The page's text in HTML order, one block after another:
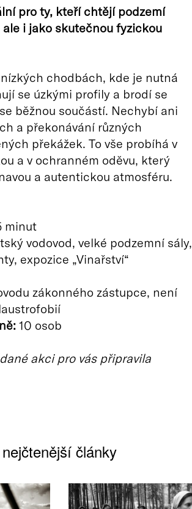
pro ty, kteří chtějí podzemí
i jako skutečnou fyzickou
chodbách, kde je nutná
se úzkými profily a brodí se
běžnou součástí. Nechybí ani
a překonávání různých
překážek. To vše probíhá v
a v ochranném oděvu, který
a autentickou atmosféru.
minut
vodovod, velké podzemní sály,
expozice „Vinařství“
zákonného zástupce, není
10 osob
akci pro vás připravila
nejčtenější články